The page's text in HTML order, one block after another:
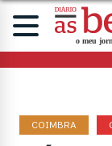
COIMBRA